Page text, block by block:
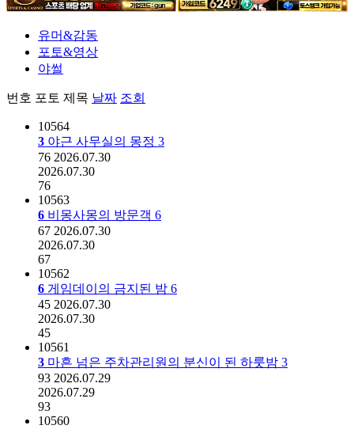
유머&감동
포토&영상
야썰
번호 포토 제목 날짜 조회
10564
3 야근 사무실의 몽정 3
76 2026.07.30
2026.07.30
76
10563
6 비몽사몽의 방문객 6
67 2026.07.30
2026.07.30
67
10562
6 게임데이의 금지된 밤 6
45 2026.07.30
2026.07.30
45
10561
3 마흔 넘은 주차관리원의 분신이 된 하룻밤 3
93 2026.07.29
2026.07.29
93
10560